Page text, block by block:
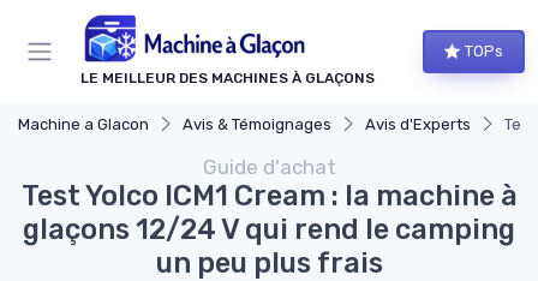
LE MEILLEUR DES MACHINES À GLAÇONS
TOPs
Machine a Glacon Avis & Témoignages Avis d'Experts
Guide d'achat
Test Yolco ICM1 Cream : la machine à
glaçons 12/24 V qui rend le camping
un peu plus frais
Panneau de gestion des cookies